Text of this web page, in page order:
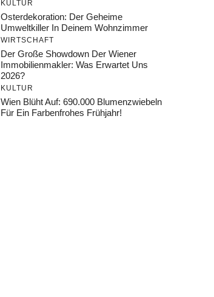
KULTUR
Osterdekoration: Der Geheime
Umweltkiller In Deinem Wohnzimmer
WIRTSCHAFT
Der Große Showdown Der Wiener
Immobilienmakler: Was Erwartet Uns
2026?
KULTUR
Wien Blüht Auf: 690.000 Blumenzwiebeln
Für Ein Farbenfrohes Frühjahr!